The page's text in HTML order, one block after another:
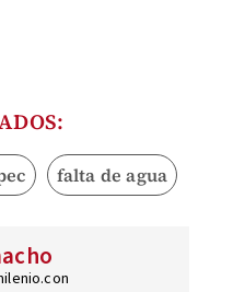
falta de agua